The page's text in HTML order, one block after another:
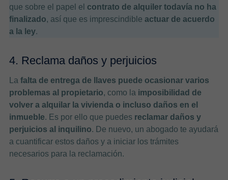
que sobre el papel el contrato de alquiler todavía no ha
finalizado, así que es imprescindible actuar de acuerdo
a la ley.
4. Reclama daños y perjuicios
La falta de entrega de llaves puede ocasionar varios
problemas al propietario, como la imposibilidad de
volver a alquilar la vivienda o incluso daños en el
inmueble. Es por ello que puedes reclamar daños y
perjuicios al inquilino. De nuevo, un abogado te ayudará
a cuantificar estos daños y a iniciar los trámites
necesarios para la reclamación.